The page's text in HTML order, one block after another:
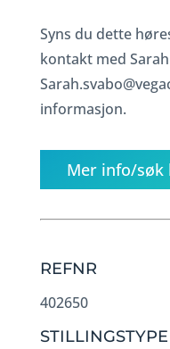
Syns du dette
kontakt med
informasjon.
Mer info/søk
REFNR
402650
STILLINGSTYPE